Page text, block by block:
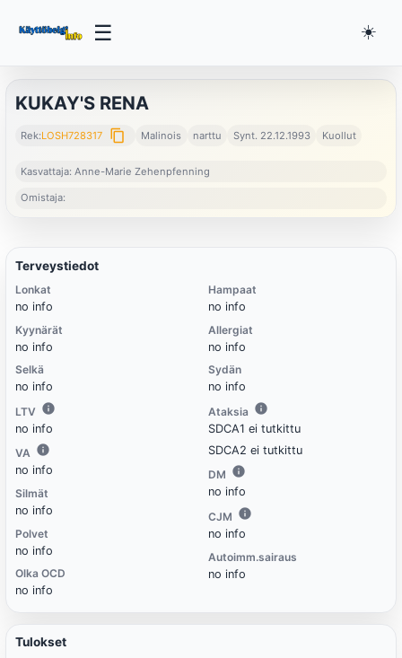
☰ ☀️
KUKAY'S RENA
Rek:LOSH728317 content_copy Malinois narttu Synt. 22.12.1993 Kuollut
Kasvattaja: Anne-Marie Zehenpfenning
Omistaja:
Terveystiedot
Lonkat
no info
Kyynärät
no info
Selkä
no info
LTV
no info
VA
no info
Silmät
no info
Polvet
no info
Olka OCD
no info
Hampaat
no info
Allergiat
no info
Sydän
no info
Ataksia
SDCA1 ei tutkittu
SDCA2 ei tutkittu
DM
no info
CJM
no info
Autoimm.sairaus
no info
Tulokset